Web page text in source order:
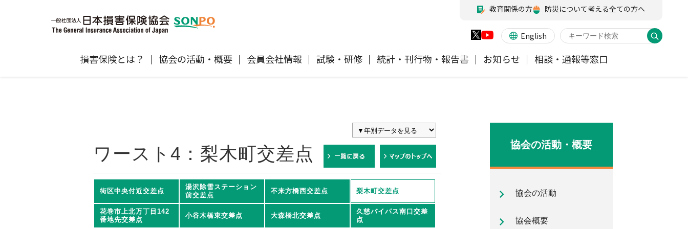
損害保険とは？ 協会の活動・概要 会員会社情報 試験・研修 統計・刊行物・報告書 お知らせ 相談・通報等窓口
English
個人賠償責任保険 風水雪災等による損害を補償する損害
損害保険Q&A 消費者向け専用サイト「そんぽの
ホント」
所在地（本部・支部）
自賠責運用益拠出事業について 講師派遣のお申し込み
会員各社ニュースリリース
交通事故医療研究助成
損害保険代理店試験公式サイト
高齢者の交通事故防止
自然災害（風災・水災・震災等）の補償に
関するお知らせ 損害保険ご利用にあたっての注意点 信頼回復に向けた取り組み
教育関係の方 防災について考える全ての方へ
ワースト4：梨木町交差点
街区中央付近交差点
湯沢除雪ステーション
前交差点
不来方橋西交差点 梨木町交差点
花巻市上北万丁目142
番地先交差点
小谷木橋東交差点 大森橋北交差点
久慈バイパス南口交差
点
協会の活動・概要
協会の活動
協会概要